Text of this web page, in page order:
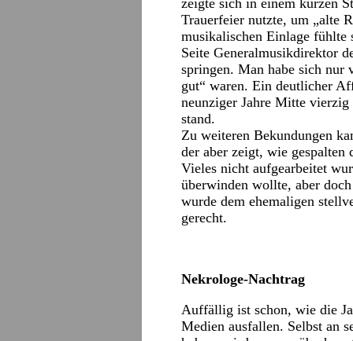
zeigte sich in einem kurzen
Trauerfeier nutzte, um „alte
musikalischen Einlage fühlte
Seite Generalmusikdirektor
springen. Man habe sich nur
gut“ waren. Ein deutlicher
neunziger Jahre Mitte
stand.
Zu weiteren Bekundungen
der aber zeigt, wie
Vieles nicht aufgearbeitet
überwinden wollte, aber
wurde dem ehemaligen
gerecht.
Nekrologe-Nachtrag
Auffällig ist schon, wie die
Medien ausfallen. Selbst an